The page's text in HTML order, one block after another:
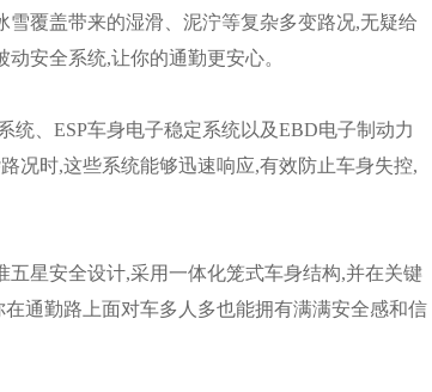
覆盖带来的湿滑、泥泞等复杂多变路况,无疑给
安全系统,让你的通勤更安心。
、ESP车身电子稳定系统以及EBD电子制动力
况时,这些系统能够迅速响应,有效防止车身失控,
星安全设计,采用一体化笼式车身结构,并在关键
通勤路上面对车多人多也能拥有满满安全感和信